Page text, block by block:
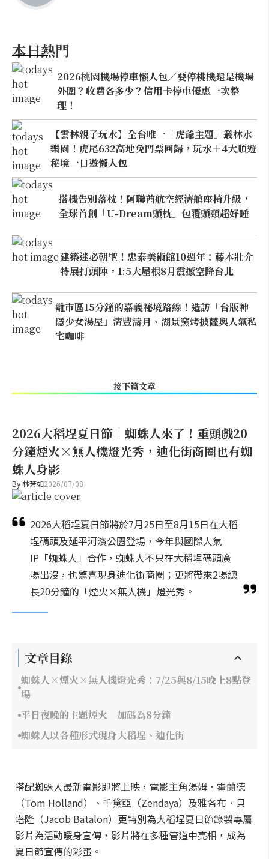
本日熱門
2026桃園機場停車懶人包／要停桃機還是機場
外圍？收費各多少？信用卡停車優惠一次整
理！
【雲林親子玩水】全台唯一「虎爺主題」叢林水
樂園！虎尾632高地免門票回歸，玩水＋4大順遊
秘境一日遊懶人包
搭機告別落枕！阿聯酋航空經濟艙座椅升級，
全球首創「U-Dream頭枕」包覆頭頸超好睡
建築迷必朝聖！忠泰美術館10週年：藤本壯介
特展打頭陣，1:5大屋根8月震撼空降台北
離市區15分鐘的嘉義祕境路線！造訪「台版神
隱少女湯屋」清豐濤月、湖景窯烤披薩與人氣私
宅咖啡
接下篇文章
2026大稻埕夏日節｜蜘蛛人來了！重頭戲20
分鐘煙火×無人機燈光秀，迪化街商圈也有蜘
蛛人身影
By林芳如2026/07/08
2026大稻埕夏日節將於7月25日至8月15日在大稻
埕碼頭及延平河濱公園登場，今年與國際人氣
IP「蜘蛛人」合作，蜘蛛人不只在大稻埕碼頭廣
場出沒，也驚喜現身迪化街商圈；更將帶來2場總
長20分鐘的「煙火×無人機」燈光秀。
文章目錄
蜘蛛人×煙火×無人機燈光秀：7/25與8/15晚上8點登
場
平日夜晚的主題煙火 加碼為8分鐘
蜘蛛人以各種形式現身大稻埕、迪化街
搭配蜘蛛人最新電影即將上映，電影主角湯姆．霍蘭德
（Tom Holland）、千黛亞（Zendaya）及雅各布．貝
塔隆（Jacob Batalon）更特別為大稻埕夏日節錄製專屬
影片為活動暖身宣傳，影片將在多種管道中亮相，成為
夏日節宣傳的彩蛋。